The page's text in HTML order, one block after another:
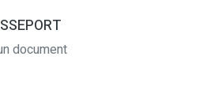
document